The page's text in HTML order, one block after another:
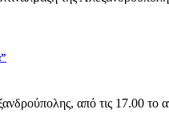
από τις 17.00 το